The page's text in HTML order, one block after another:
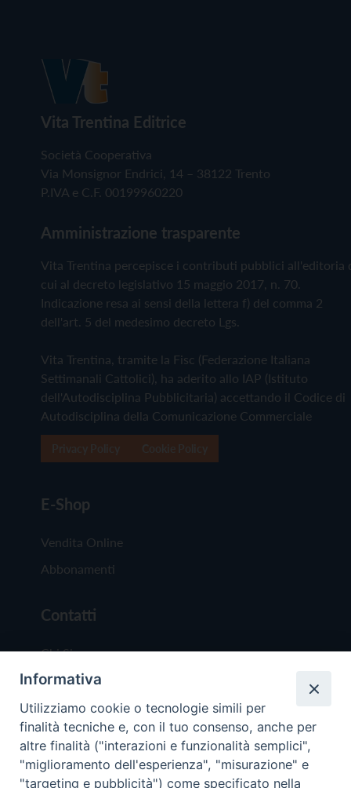
Vita Trentina Editrice
Società Cooperativa
Via Monsignor Endrici, 14 – 38122 Trento
P.IVA e C.F. 00199960220
Amministrazione trasparente
Vita Trentina percepisce i contributi pubblici all'editoria
cui al decreto legislativo 15 maggio 2017, n. 70.
Indicazione resa ai sensi della lettera f) del comma 2
dell'art. 5 del medesimo decreto Lgs.
Vita Trentina, tramite la Fisc (Federazione Italiana
Settimanali Cattolici), ha aderito allo IAP (Istituto
dell'Autodisciplina Pubblicitaria) accettando il Codice di
Autodisciplina della Comunicazione Commerciale
E-Shop
Vendita Online
Abbonamenti
Contatti
Chi Siamo
Redazione
Scrivici
Informativa
Utilizziamo cookie o tecnologie simili per
finalità tecniche e, con il tuo consenso, anche per
altre finalità ("interazioni e funzionalità semplici",
"miglioramento dell'esperienza", "misurazione" e
"targeting e pubblicità") come specificato nella